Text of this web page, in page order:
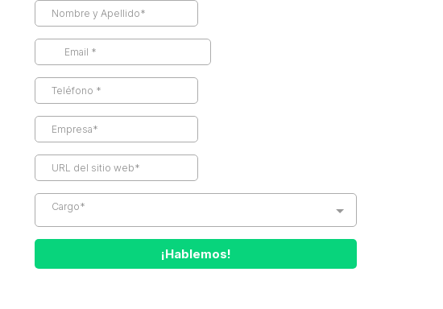
Cargo*
¡Hablemos!